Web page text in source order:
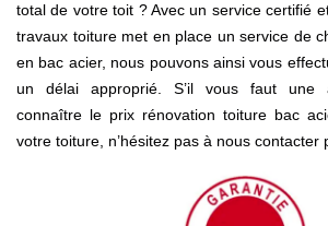
total de votre toit ? Avec un service certifié
travaux toiture met en place un service de
en bac acier, nous pouvons ainsi vous
un délai approprié. S’il vous faut une
connaître le prix rénovation toiture bac
votre toiture, n’hésitez pas à nous contacter